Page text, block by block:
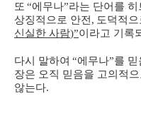
또 “에무나”라는 단어를
상징적으로 안전 , 도덕적
신실한 사람)”이라고 기록
다시 말하여 “에무나”를
장은 오직 믿음을 고의적
않는다.